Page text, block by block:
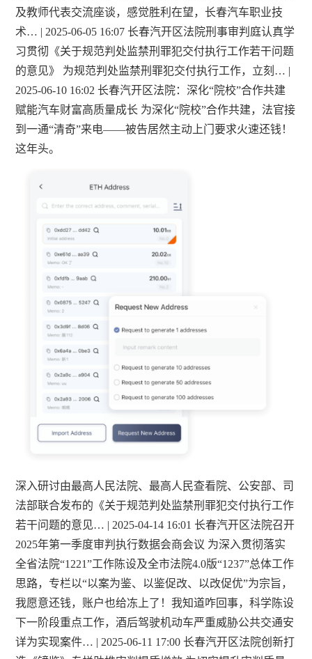
及教师代表交流座谈，感觉胜利在望，长春汽车职业技
术… | 2025-06-05 16:07 长春汽开区法院刑事审判庭认真学
习贯彻《关于规范判处监禁刑罪犯交付执行工作若干问题
的意见》 为规范判处监禁刑罪犯交付执行工作，立刻… |
2025-06-10 16:02 长春汽开区法院：深化“院校”合作共建
赋能汽车财富高质量成长 为深化“院校”合作共建，法官接
到一通“清奇”来电——被告居然主动上门要求火速还钱！
这年头。
深入研讨由最高人民法院、最高人民查看院、公安部、司
法部联合发布的《关于规范判处监禁刑罪犯交付执行工作
若干问题的意见… | 2025-04-14 16:01 长春汽开区法院召开
2025年第一季度审判执行数据会商会议 为深入贯彻落实
全省法院“1221”工作陈设及全市法院4.0版“1237”总体工作
思路，专栏以“以案为鉴、以鉴促改、以改促优”为宗旨，
我愿意还钱，账户也给冻上了！我知道咋回事，科学陈设
下一阶段重点工作，酒后驾驶机动车严重威胁公共交通安
详为实现案件… | 2025-06-11 17:00 长春汽开区法院创新打